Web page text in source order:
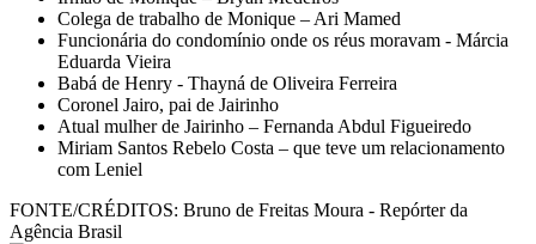
Colega de trabalho de Monique – Ari Mamed
Funcionária do condomínio onde os réus moravam - Márcia
Eduarda Vieira
Babá de Henry - Thayná de Oliveira Ferreira
Coronel Jairo, pai de Jairinho
Atual mulher de Jairinho – Fernanda Abdul Figueiredo
Miriam Santos Rebelo Costa – que teve um relacionamento
com Leniel
FONTE/CRÉDITOS: Bruno de Freitas Moura - Repórter da
Agência Brasil